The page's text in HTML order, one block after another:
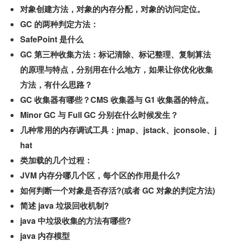
对象创建方法，对象的内存分配，对象的访问定位。
GC 的两种判定方法：
SafePoint 是什么
GC 第三种收集方法：标记清除、标记整理、复制算法
的原理与特点，分别用在什么地方，如果让你优化收集
方法，有什么思路？
GC 收集器有哪些？CMS 收集器与 G1 收集器的特点。
Minor GC 与 Full GC 分别在什么时候发生？
几种常用的内存调试工具：jmap、jstack、jconsole、j
hat
类加载的几个过程：
JVM 内存分哪几个区，每个区的作用是什么?
如何判断一个对象是否存活?(或者 GC 对象的判定方法)
简述 java 垃圾回收机制?
java 中垃圾收集的方法有哪些?
java 内存模型